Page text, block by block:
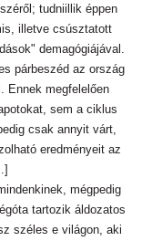
tudniillik éppen
illetve csúsztatott
demagógiájával.
párbeszéd az ország
Ennek megfelelően
sem a ciklus
csak annyit várt,
eredményeit az
mégpedig
tartozik áldozatos
széles e világon, aki